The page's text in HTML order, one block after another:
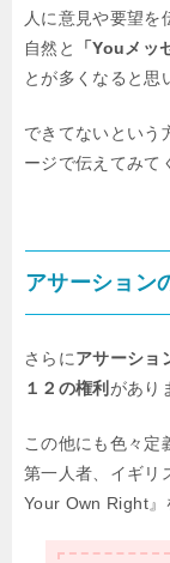
人に意見や要望を
自然と
「Youメ
とが多くなると思
できてないという
ージで伝えてみて
アサーション
さらにアサーショ
１２の権利 があり
この他にも色々定
第一人者、イギリ
Your Own Right』